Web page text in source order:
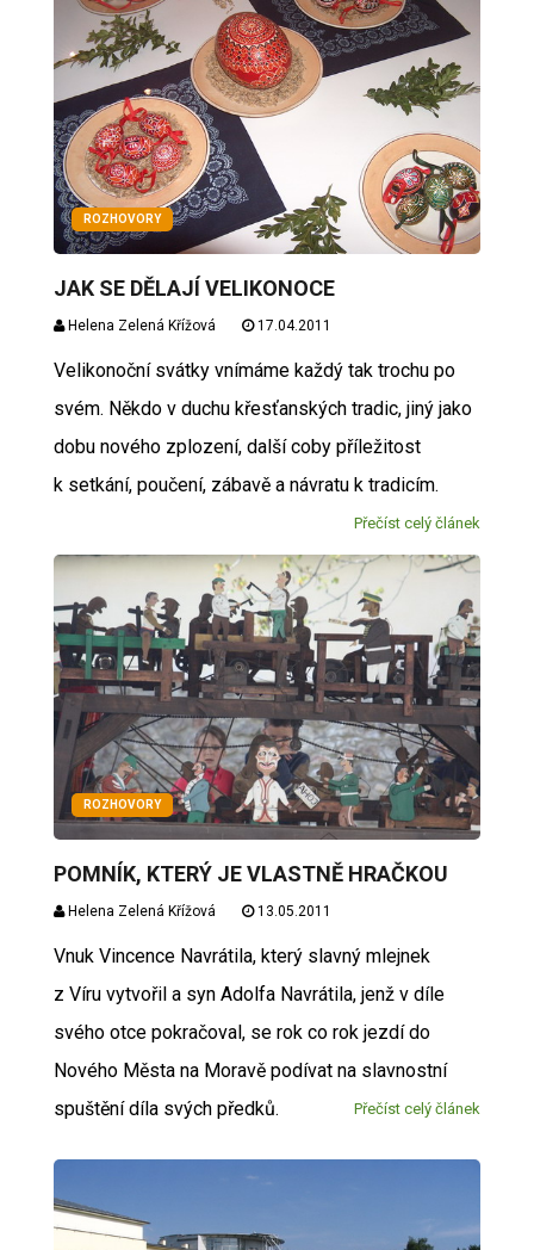
ROZHOVORY
JAK SE DĚLAJÍ VELIKONOCE
Helena Zelená Křížová 17.04.2011
Velikonoční svátky vnímáme každý tak trochu po
svém. Někdo v duchu křesťanských tradic, jiný jako
dobu nového zplození, další coby příležitost
k setkání, poučení, zábavě a návratu k tradicím.
Přečíst celý článek
ROZHOVORY
POMNÍK, KTERÝ JE VLASTNĚ HRAČKOU
Helena Zelená Křížová 13.05.2011
Vnuk Vincence Navrátila, který slavný mlejnek
z Víru vytvořil a syn Adolfa Navrátila, jenž v díle
svého otce pokračoval, se rok co rok jezdí do
Nového Města na Moravě podívat na slavnostní
spuštění díla svých předků.
Přečíst celý článek